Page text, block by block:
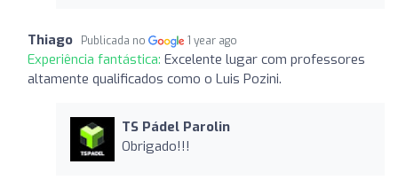
Thiago Publicada no 1 year ago
Experiência fantástica: Excelente lugar com professores
altamente qualificados como o Luis Pozini.
TS Pádel Parolin
Obrigado!!!